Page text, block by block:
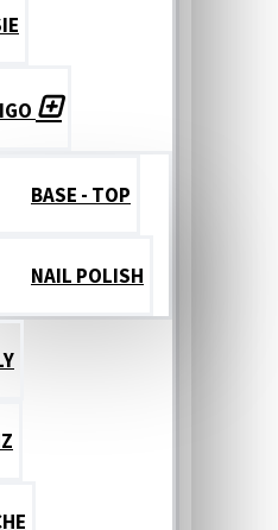
BASE - TOP
NAIL POLISH